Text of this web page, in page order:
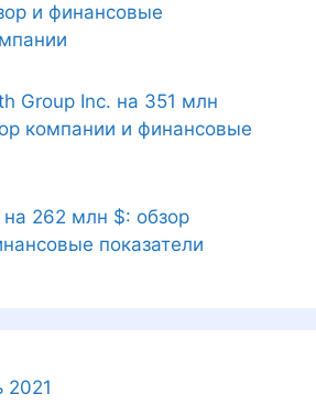
и финансовые
Group Inc. на 351 млн
компании и финансовые
на 262 млн $: обзор
показатели
2021